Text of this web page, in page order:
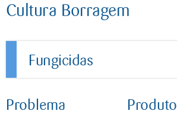
Cultura Borragem
Fungicidas
Problema Produto